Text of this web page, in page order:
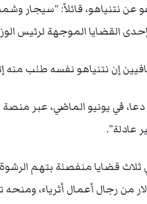
نتنياهو، قائلاً: “سيجار
القضايا الموجهة لرئيس
إن نتنياهو نفسه طلب منه
دعا، في يونيو الماضي، عبر
عادلة”.
قضايا منفصلة بتهم الرشوة
200 ألف دولار من رجال أعمال